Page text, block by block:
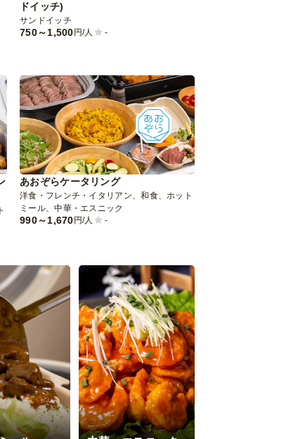
ドイッチ)
サンドイッチ
750～1,500 円/人 -
あおぞらケータリング
洋食・フレンチ・イタリアン、和食、ホット
ミール、中華・エスニック
990～1,670円/人 -